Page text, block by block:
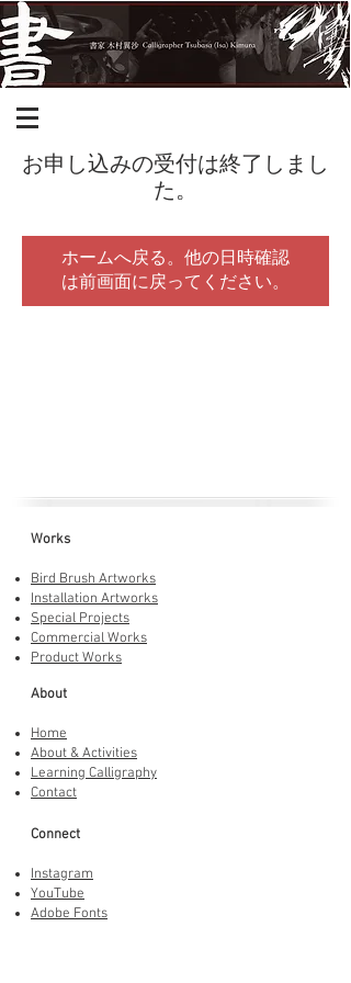
お申し込みの受付は終了しまし
た。
ホームへ戻る。他の日時確認
は前画面に戻ってください。
Works
Bird Brush Artworks
Installation Artworks
Special Projects
Commercial Works
Product Works
About
Home
About & Activities
Learning Calligraphy
Contact
Connect
Instagram
YouTube
Adobe Fonts